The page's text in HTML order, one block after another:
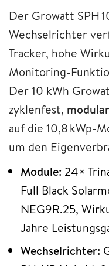
Der Growatt SPH
Wechselrichter
Tracker, hohe
Monitoring-
Der 10 kWh
zyklenfest,
auf die 10,8 kWp-
um den
Module: 24×
Full Black
NEG9R.25,
Jahre
Wechselrichter: